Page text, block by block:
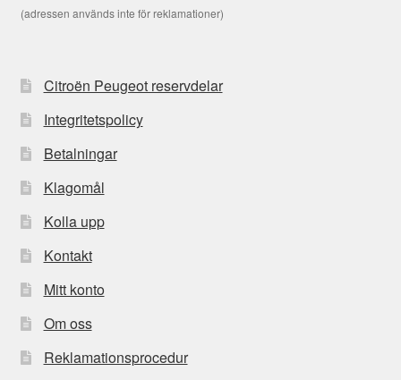
(adressen används inte för reklamationer)
Citroën Peugeot reservdelar
Integritetspolicy
Betalningar
Klagomål
Kolla upp
Kontakt
Mitt konto
Om oss
Reklamationsprocedur